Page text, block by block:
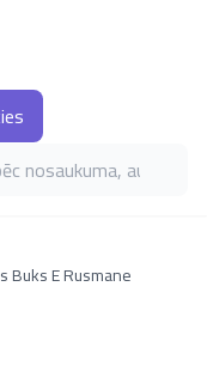
nosaukuma, autora,
Buks E Rusmane